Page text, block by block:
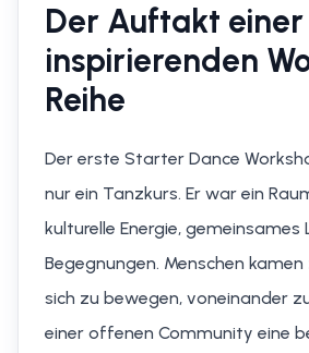
Der Auftakt einer
inspirierenden
Reihe
Der erste Starter Dance
nur ein Tanzkurs. Er war ein
kulturelle Energie, gemeinsames
Begegnungen. Menschen
sich zu bewegen, voneinander
einer offenen Community eine